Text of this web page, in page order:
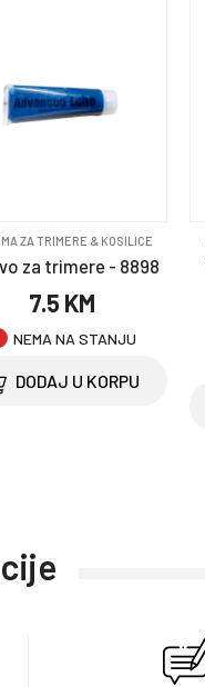
ZA TRIMERE & KOSILICE
za trimere - 8898
7.5 KM
NEMA NA STANJU
DODAJ U KORPU